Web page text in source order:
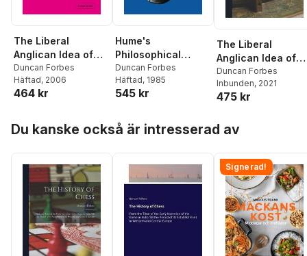
The Liberal
Anglican Idea of
History
Duncan Forbes
Häftad, 2006
464 kr
Hume's
Philosophical
Politics
Duncan Forbes
Häftad, 1985
545 kr
The Liberal
Anglican Idea of
History
Duncan Forbes
Inbunden, 2021
475 kr
Du kanske också är intresserad av
Signerad!